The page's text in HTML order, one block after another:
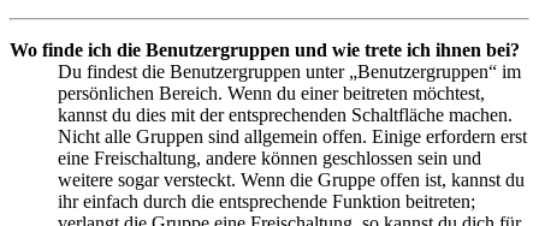
Wo finde ich die Benutzergruppen und wie trete ich ihnen bei?
Du findest die Benutzergruppen unter „Benutzergruppen“ im
persönlichen Bereich. Wenn du einer beitreten möchtest,
kannst du dies mit der entsprechenden Schaltfläche machen.
Nicht alle Gruppen sind allgemein offen. Einige erfordern erst
eine Freischaltung, andere können geschlossen sein und
weitere sogar versteckt. Wenn die Gruppe offen ist, kannst du
ihr einfach durch die entsprechende Funktion beitreten;